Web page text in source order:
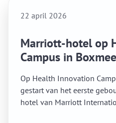
22 april 2026
Marriott-hotel op
Campus in
Op Health Innovation
gestart van het eerste
hotel van Marriott